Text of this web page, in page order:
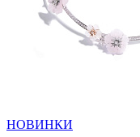
НОВИНКИ